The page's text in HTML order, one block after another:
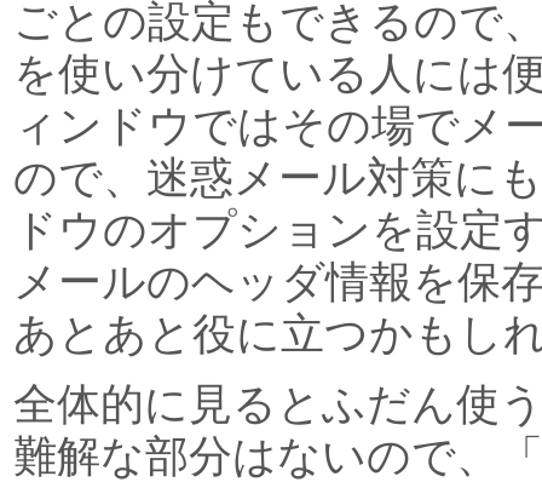
ごとの設定もできるので
を使い分けている人には
ィンドウではその場でメ
ので、迷惑メール対策に
ドウのオプションを設定
メールのヘッダ情報を保
あとあと役に立つかもし
全体的に見るとふだん使
難解な部分はないので、